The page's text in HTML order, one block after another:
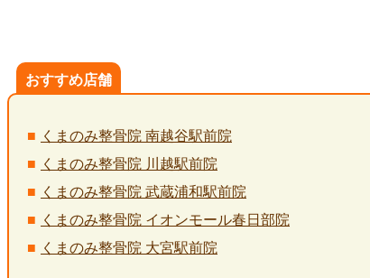
おすすめ店舗
くまのみ整骨院 南越谷駅前院
くまのみ整骨院 川越駅前院
くまのみ整骨院 武蔵浦和駅前院
くまのみ整骨院 イオンモール春日部院
くまのみ整骨院 大宮駅前院